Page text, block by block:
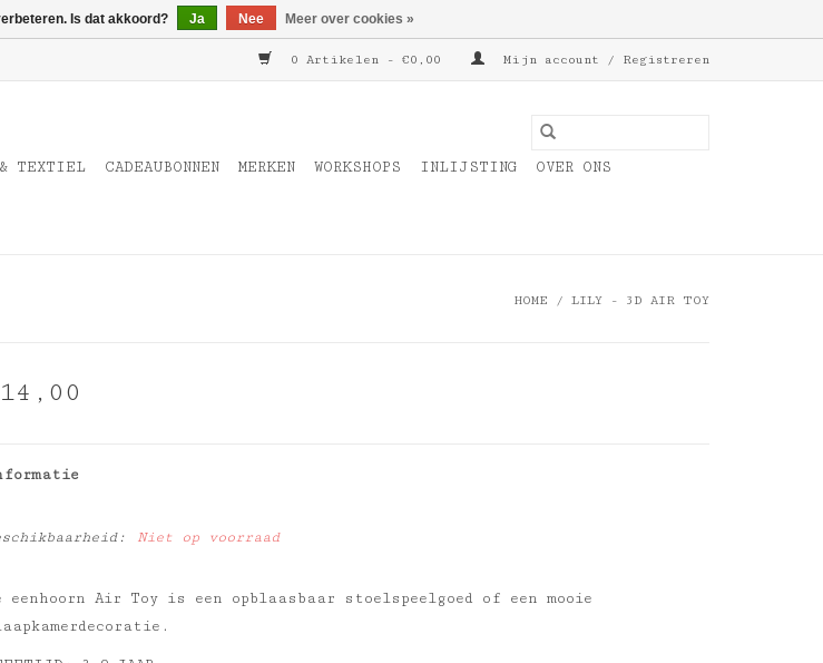
0 Artikelen - €0,00 Mijn account / Registreren
& TEXTIEL CADEAUBONNEN MERKEN WORKSHOPS INLIJSTING
OVER ONS
HOME / LILY - 3D AIR TOY
Niet op voorraad
eenhoorn Air Toy is een opblaasbaar stoelspeelgoed of een mooie
Is dat akkoord? Ja Nee Meer over cookies »